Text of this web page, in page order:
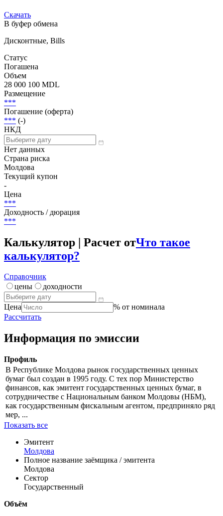
Скачать
В буфер обмена
Дисконтные, Bills
Статус
Погашена
Объем
28 000 100 MDL
Размещение
***
Погашение (оферта)
*** (-)
НКД
Нет данных
Страна риска
Молдова
Текущий купон
-
Цена
***
Доходность / дюрация
***
Калькулятор | Расчет отЧто такое
калькулятор?
Справочник
цены
доходности
Цена
% от номинала
Рассчитать
Информация по эмиссии
Профиль
В Республике Молдова рынок государственных ценных
бумаг был создан в 1995 году. С тех пор Министерство
финансов, как эмитент государственных ценных бумаг, в
сотрудничестве с Национальным банком Молдовы (НБМ),
как государственным фискальным агентом, предприняло ряд
мер, ...
Показать все
Эмитент
Молдова
Полное название заёмщика / эмитента
Молдова
Сектор
Государственный
Объём